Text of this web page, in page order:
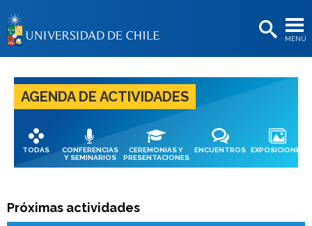
MENÚ
BIBLIOTECAS
Postulantes
Estudiantes
Académicas/os
Egresadas/os
AGENDA DE ACTIVIDADES
TODAS
CONFERENCIAS
Y SEMINARIOS
CEREMONIAS Y
PRESENTACIONES
ENCUENTROS EXPOSICIONES
Próximas actividades